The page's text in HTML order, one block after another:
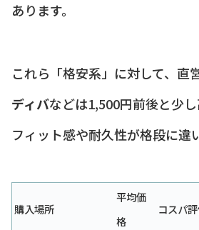
あります。
これら「格安系」に対して、直
ディバなどは1,500円前後と少し
フィット感や耐久性が格段に違
購入場所
平均価
格
コスパ